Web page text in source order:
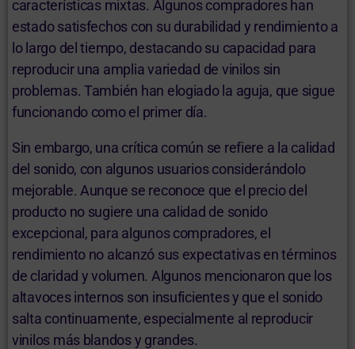
características mixtas. Algunos compradores han
estado satisfechos con su durabilidad y rendimiento a
lo largo del tiempo, destacando su capacidad para
reproducir una amplia variedad de vinilos sin
problemas. También han elogiado la aguja, que sigue
funcionando como el primer día.
Sin embargo, una crítica común se refiere a la calidad
del sonido, con algunos usuarios considerándolo
mejorable. Aunque se reconoce que el precio del
producto no sugiere una calidad de sonido
excepcional, para algunos compradores, el
rendimiento no alcanzó sus expectativas en términos
de claridad y volumen. Algunos mencionaron que los
altavoces internos son insuficientes y que el sonido
salta continuamente, especialmente al reproducir
vinilos más blandos y grandes.